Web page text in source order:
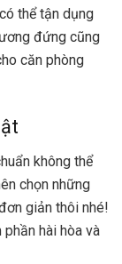
thể tận dụng
đứng cũng
căn phòng
không thể
chọn những
giản thôi nhé!
hài hòa và